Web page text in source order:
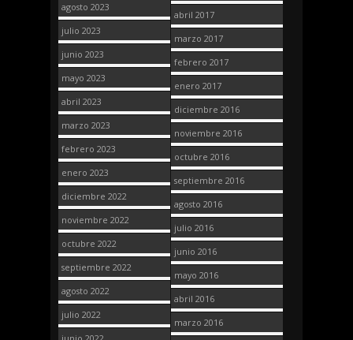
agosto 2023
julio 2023
junio 2023
mayo 2023
abril 2023
marzo 2023
febrero 2023
enero 2023
diciembre 2022
noviembre 2022
octubre 2022
septiembre 2022
agosto 2022
julio 2022
abril 2017
marzo 2017
febrero 2017
enero 2017
diciembre 2016
noviembre 2016
octubre 2016
septiembre 2016
agosto 2016
julio 2016
junio 2016
mayo 2016
abril 2016
marzo 2016